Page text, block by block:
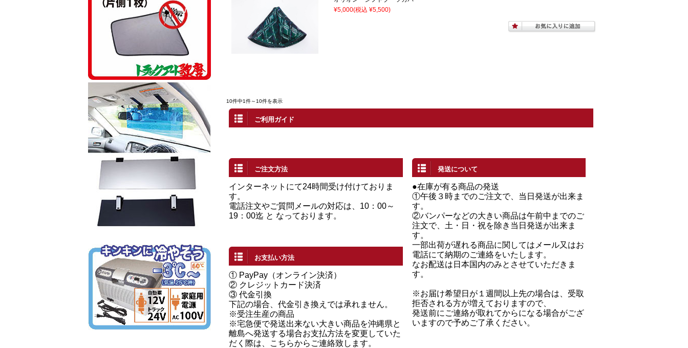
¥5,000(税込 ¥5,500)
10件中1件～10件を表示
ご利用ガイド
ご注文方法
インターネットにて24時間受け付けておりま
す。
電話注文やご質問メールの対応は、10：00～
19：00迄 と なっております。
お支払い方法
① PayPay（オンライン決済）
② クレジットカード決済
③ 代金引換
下記の場合、代金引き換えでは承れません。
※受注生産の商品
※宅急便で発送出来ない大きい商品を沖縄県と
離島へ発送する場合お支払方法を変更していた
だく際は、こちらからご連絡致します。
発送について
●在庫が有る商品の発送
①午後３時までのご注文で、当日発送が出来ま
す。
②バンパーなどの大きい商品は午前中までのご
注文で、土・日・祝を除き当日発送が出来ま
す。
一部出荷が遅れる商品に関してはメール又はお
電話にて納期のご連絡をいたします。
なお配送は日本国内のみとさせていただきま
す。
※お届け希望日が１週間以上先の場合は、受取
拒否される方が増えておりますので、
発送前にご連絡が取れてからになる場合がござ
いますので予めご了承ください。